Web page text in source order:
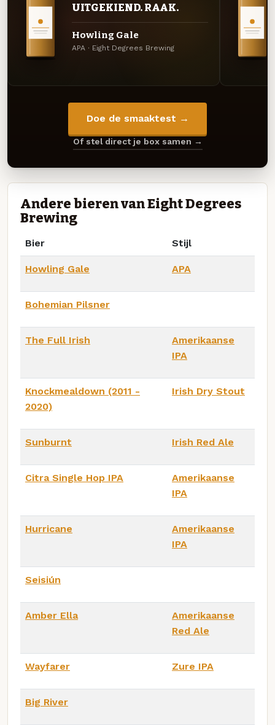
UITGEKIEND. RAAK.
Howling Gale
APA · Eight Degrees Brewing
Doe de smaaktest →
Of stel direct je box samen →
Andere bieren van Eight Degrees
Brewing
Bier Stijl
Howling Gale APA
Bohemian Pilsner
The Full Irish
Amerikaanse
IPA
Knockmealdown (2011 -
2020)
Irish Dry Stout
Sunburnt Irish Red Ale
Citra Single Hop IPA
Amerikaanse
IPA
Hurricane
Amerikaanse
IPA
Seisiún
Amber Ella
Amerikaanse
Red Ale
Wayfarer Zure IPA
Big River